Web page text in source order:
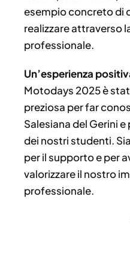
esempio concreto di
realizzare attraverso
professionale.
Un’esperienza
Motodays 2025 è
preziosa per far
Salesiana del Gerini
dei nostri studenti.
per il supporto e per
valorizzare il nostro
professionale.